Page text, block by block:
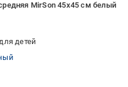
MirSon 45x45 см белый
детей